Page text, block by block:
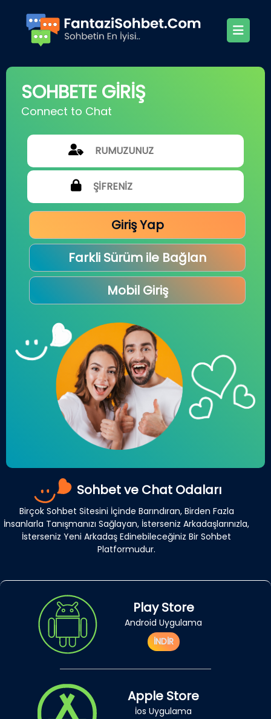
SOHBETE GİRİŞ
Connect to Chat
Giriş Yap
Farkli Sürüm ile Bağlan
Mobil Giriş
Sohbet ve Chat Odaları
Birçok Sohbet Sitesini İçinde Barındıran, Birden Fazla
İnsanlarla Tanışmanızı Sağlayan, İsterseniz Arkadaşlarınızla,
İsterseniz Yeni Arkadaş Edinebileceğiniz Bir Sohbet
Platformudur.
Play Store
Android Uygulama
İNDİR
Apple Store
İos Uygulama